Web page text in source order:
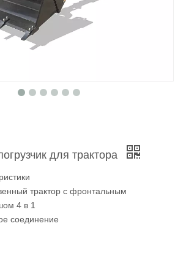
для трактора
трактор с фронтальным
4 в 1
соединение